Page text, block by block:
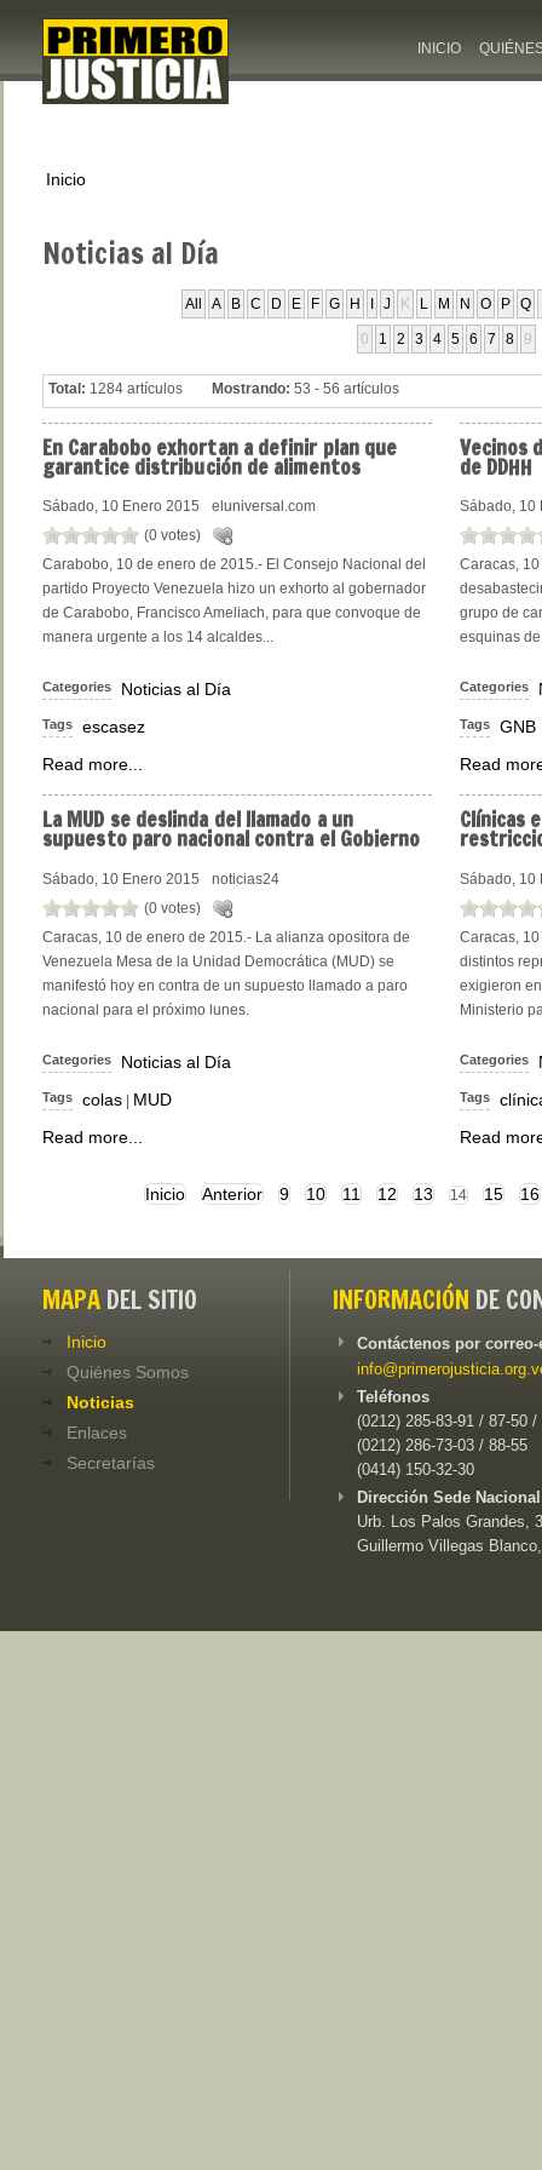
INICIO
Inicio
Noticiasal Día
All A B C D E F G H J K L M N O P Q
0 1 2 3 4 5 6 7 8 9
Total: 1284 artículos Mostrando: 53 - 56 artículos
En Carabobo exhortan a definir plan que
garantice distribución de alimentos
Sábado, 10 Enero 2015
eluniversal.com
(0 votes)
Carabobo, 10 de enero de 2015.- El Consejo Nacional del
partido Proyecto Venezuela hizo un exhorto al gobernador
de Carabobo, Francisco Ameliach, para que convoque de
manera urgente a los 14 alcaldes...
Categories Noticias al Día
Tags
escasez
Read more...
Vecinos
de DDHH
Sábado, 10
Caracas,
grupo de
esquinas
Categories
Tags
GNB
Read
LaMUD se deslinda del llamado a un
supuesto paro nacional contra el Gobierno
Sábado, 10 Enero 2015
noticias24
(0 votes)
Caracas, 10 de enero de 2015.- La alianza opositora de
Venezuela Mesa de la Unidad Democrática (MUD) se
manifestó hoy en contra de un supuesto llamado a paro
nacional para el próximo lunes.
Categories Noticias al Día
Tags colas | MUD
Read more...
Clínicas
Sábado, 10
Caracas,
distintos
exigieron
Ministerio
Categories
Tags
Read
Inicio Anterior 9 10 11 12 13 14 15 16
MAPA DEL SITIO
Inicio
Quiénes Somos
Noticias
Enlaces
Secretarías
INFORMACIÓN DE
Contáctenos por
Teléfonos
(0212) 285-83-91 / 87-50 /
(0212) 286-73-03 / 88-55
(0414) 150-32-30
Dirección Sede
Urb. Los Palos Grandes,
Guillermo Villegas